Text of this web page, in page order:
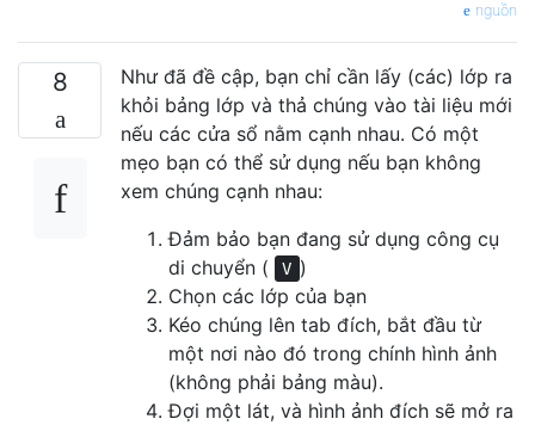
nguồn
8
Như đã đề cập, bạn chỉ cần lấy (các) lớp ra
khỏi bảng lớp và thả chúng vào tài liệu mới
nếu các cửa sổ nằm cạnh nhau. Có một
mẹo bạn có thể sử dụng nếu bạn không
xem chúng cạnh nhau:
Đảm bảo bạn đang sử dụng công cụ
di chuyển (
V )
Chọn các lớp của bạn
Kéo chúng lên tab đích, bắt đầu từ
một nơi nào đó trong chính hình ảnh
(không phải bảng màu).
Đợi một lát, và hình ảnh đích sẽ mở ra